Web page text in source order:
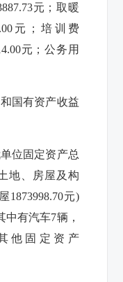
元；取暖
元；培训费
元；公务用
国有资产收益
位固定资产总
土地、房屋及构
1873998.70元)
中有汽车7辆，
他固定资产